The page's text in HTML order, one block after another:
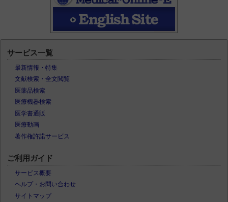
サービス一覧
最新情報・特集
文献検索・全文閲覧
医薬品検索
医療機器検索
医学書通販
医療動画
著作権許諾サービス
ご利用ガイド
サービス概要
ヘルプ・お問い合わせ
サイトマップ